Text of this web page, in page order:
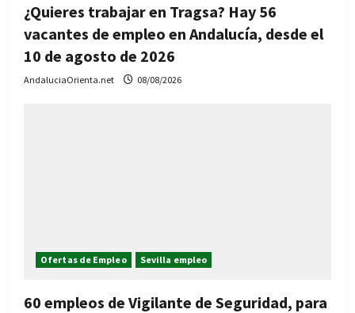
¿Quieres trabajar en Tragsa? Hay 56
vacantes de empleo en Andalucía, desde el
10 de agosto de 2026
AndaluciaOrienta.net 08/08/2026
Ofertas de Empleo Sevilla empleo
60 empleos de Vigilante de Seguridad, para